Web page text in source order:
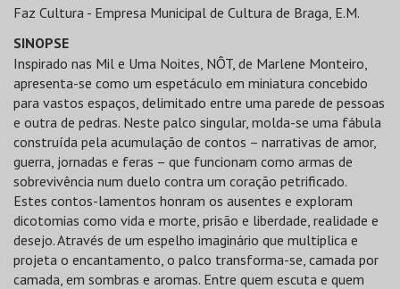
Faz Cultura - Empresa Municipal de Cultura de Braga, E.M.
SINOPSE
Inspirado nas Mil e Uma Noites, NÔT, de Marlene Monteiro,
apresenta-se como um espetáculo em miniatura concebido
para vastos espaços, delimitado entre uma parede de pessoas
e outra de pedras. Neste palco singular, molda-se uma fábula
construída pela acumulação de contos – narrativas de amor,
guerra, jornadas e feras – que funcionam como armas de
sobrevivência num duelo contra um coração petrificado.
Estes contos-lamentos honram os ausentes e exploram
dicotomias como vida e morte, prisão e liberdade, realidade e
desejo. Através de um espelho imaginário que multiplica e
projeta o encantamento, o palco transforma-se, camada por
camada, em sombras e aromas. Entre quem escuta e quem